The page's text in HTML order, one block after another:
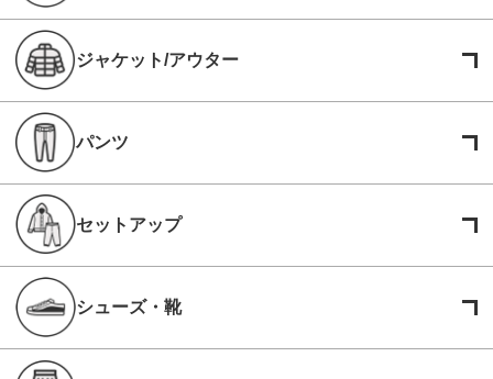
ジャケット/アウター
パンツ
セットアップ
シューズ・靴